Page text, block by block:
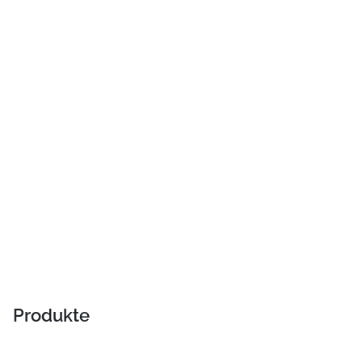
Produkte